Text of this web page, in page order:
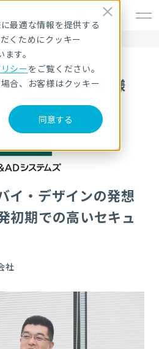
最適な情報を提供する
くためにクッキー
す。
シーをご覧ください。
合、お客様はクッキー
同意する
テムズ株式会社 様
ムズ株式会社 様
イ・デザインの発想
初期での高いセキュ
社